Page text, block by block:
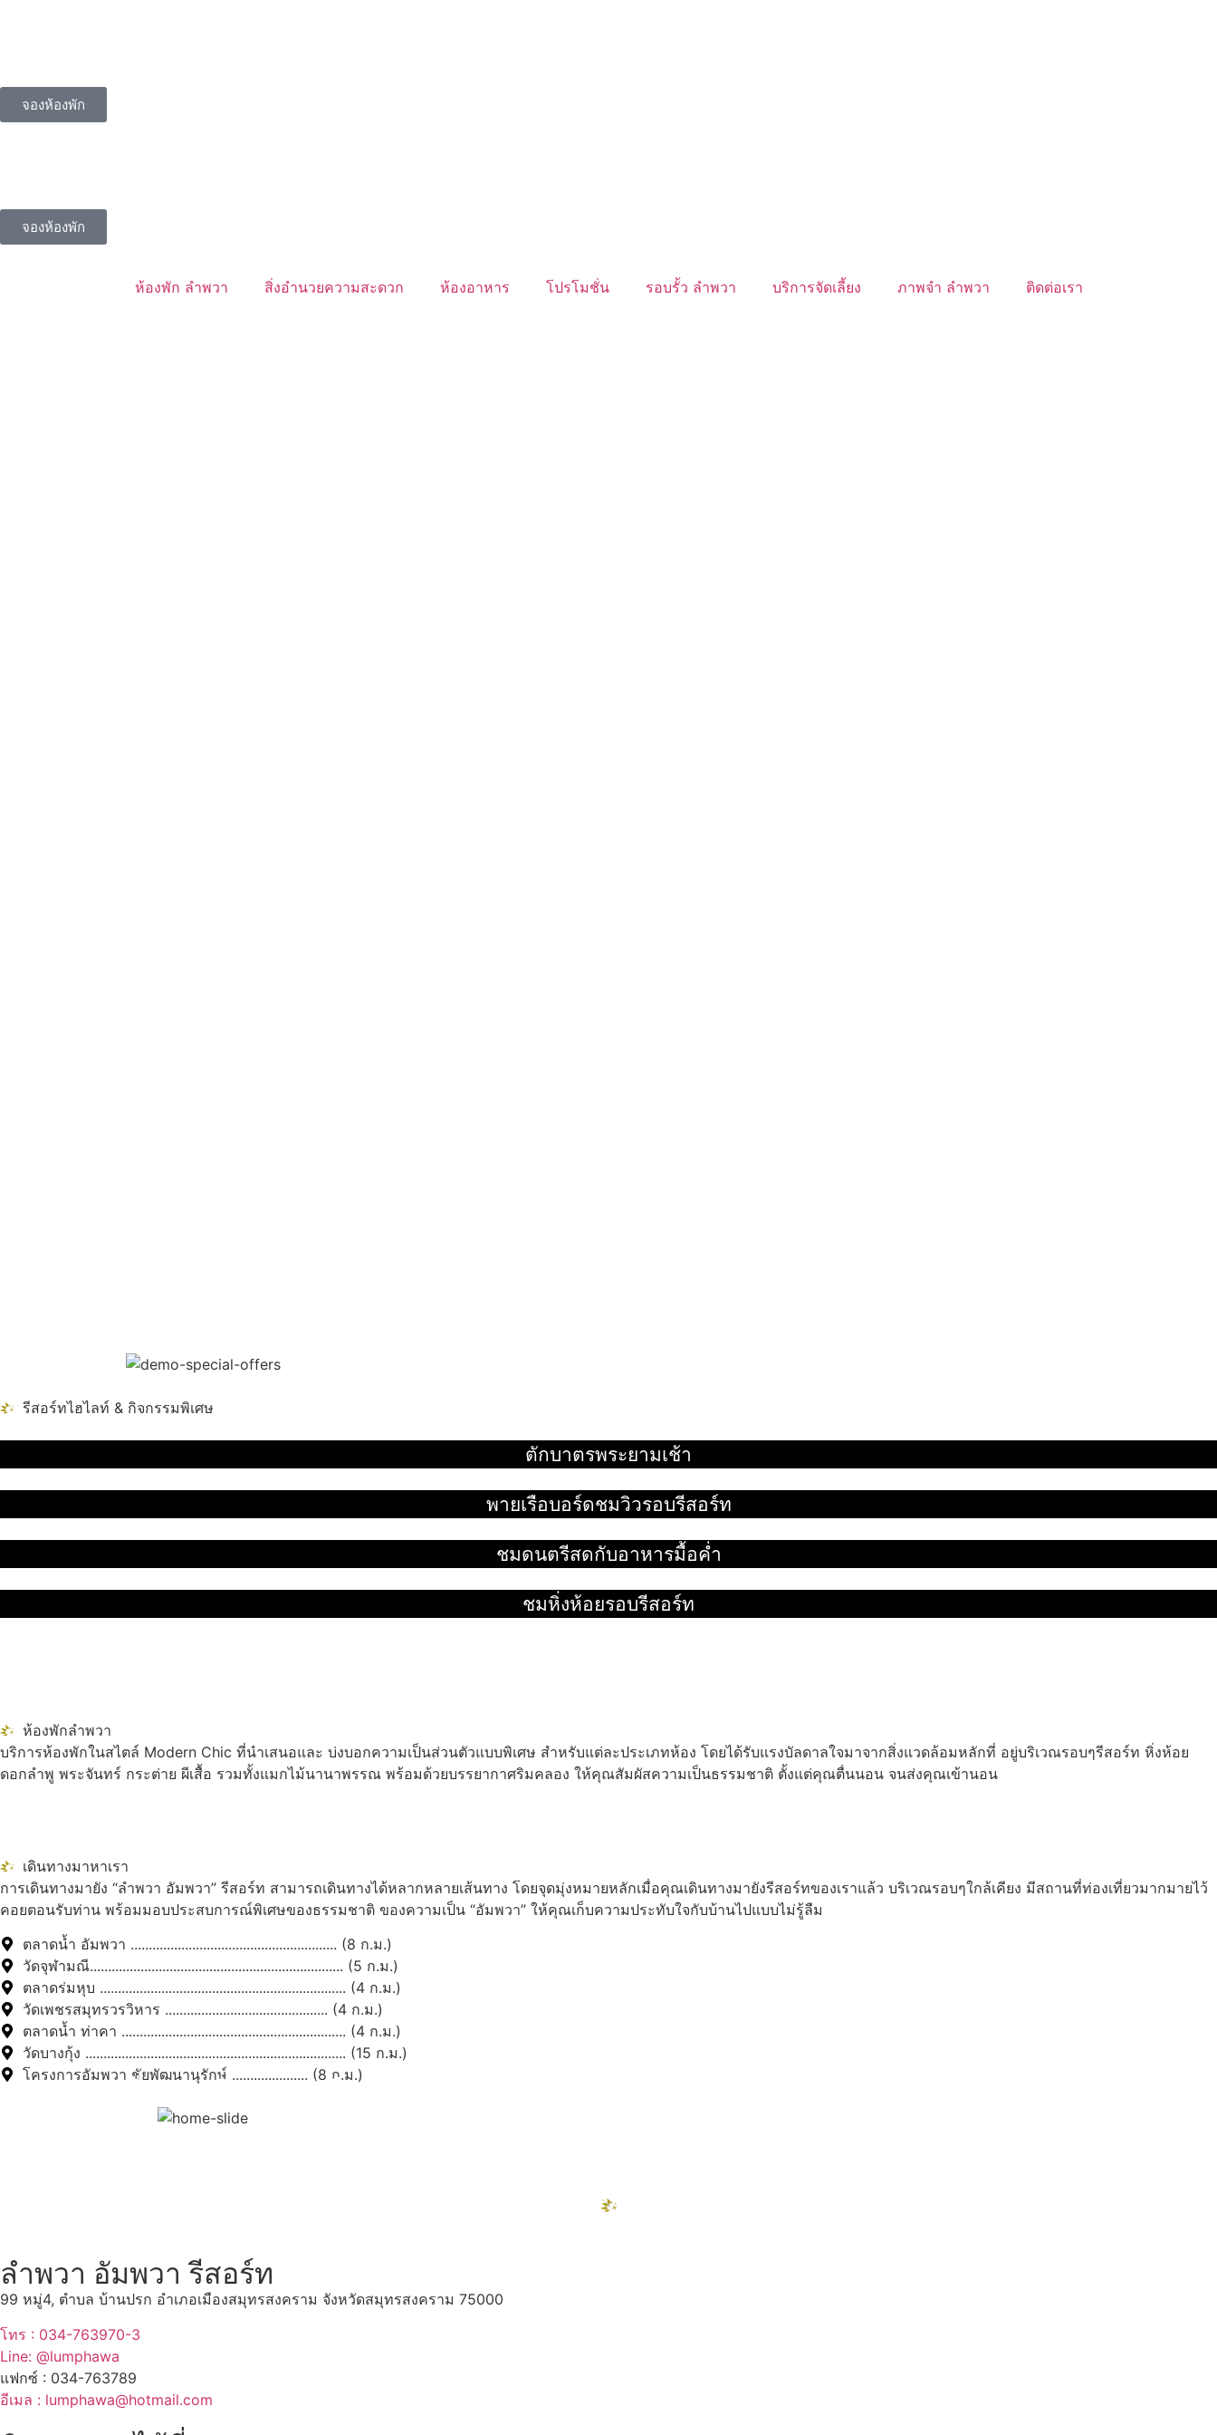
จองห้องพัก
จองห้องพัก
ห้องพัก ลำพวา สิ่งอำนวยความสะดวก ห้องอาหาร โปรโมชั่น รอบรั้ว ลำพวา บริการจัดเลี้ยง ภาพจำ ลำพวา ติดต่อเรา
รีสอร์ทไฮไลท์ & กิจกรรมพิเศษ
ตักบาตรพระยามเช้า
พายเรือบอร์ดชมวิวรอบรีสอร์ท
ชมดนตรีสดกับอาหารมื้อค่ำ
ชมหิ่งห้อยรอบรีสอร์ท
ห้องพักลำพวา
บริการห้องพักในสไตล์ Modern Chic ที่นำเสนอและ บ่งบอกความเป็นส่วนตัวแบบพิเศษ สำหรับแต่ละประเภทห้อง โดยได้รับแรงบัลดาลใจมาจากสิ่งแวดล้อมหลักที่ อยู่บริเวณรอบๆรีสอร์ท หิ่งห้อย
ดอกลำพู พระจันทร์ กระต่าย ผีเสื้อ รวมทั้งแมกไม้นานาพรรณ พร้อมด้วยบรรยากาศริมคลอง ให้คุณสัมผัสความเป็นธรรมชาติ ตั้งแต่คุณตื่นนอน จนส่งคุณเข้านอน
เดินทางมาหาเรา
การเดินทางมายัง “ลำพวา อัมพวา” รีสอร์ท สามารถเดินทางได้หลากหลายเส้นทาง โดยจุดมุ่งหมายหลักเมื่อคุณเดินทางมายังรีสอร์ทของเราแล้ว บริเวณรอบๆใกล้เคียง มีสถานที่ท่องเที่ยวมากมายไว้
คอยตอนรับท่าน พร้อมมอบประสบการณ์พิเศษของธรรมชาติ ของความเป็น “อัมพวา” ให้คุณเก็บความประทับใจกับบ้านไปแบบไม่รู้ลืม
ตลาดน้ำ อัมพวา ......................................................... (8 ก.ม.)
วัดจุฬามณี...................................................................... (5 ก.ม.)
ตลาดร่มหุบ .................................................................... (4 ก.ม.)
วัดเพชรสมุทรวรวิหาร ............................................. (4 ก.ม.)
ตลาดน้ำ ท่าคา .............................................................. (4 ก.ม.)
วัดบางกุ้ง ........................................................................ (15 ก.ม.)
โครงการอัมพวา ชัยพัฒนานุรักษ์ ..................... (8 ก.ม.)
สถานที่ท่องเที่ยวรอบรีสอร์ท
ลำพวา อัมพวา รีสอร์ท
99 หมู่4, ตำบล บ้านปรก อำเภอเมืองสมุทรสงคราม จังหวัดสมุทรสงคราม 75000
โทร : 034-763970-3
Line: @lumphawa
แฟกซ์ : 034-763789
อีเมล : lumphawa@hotmail.com